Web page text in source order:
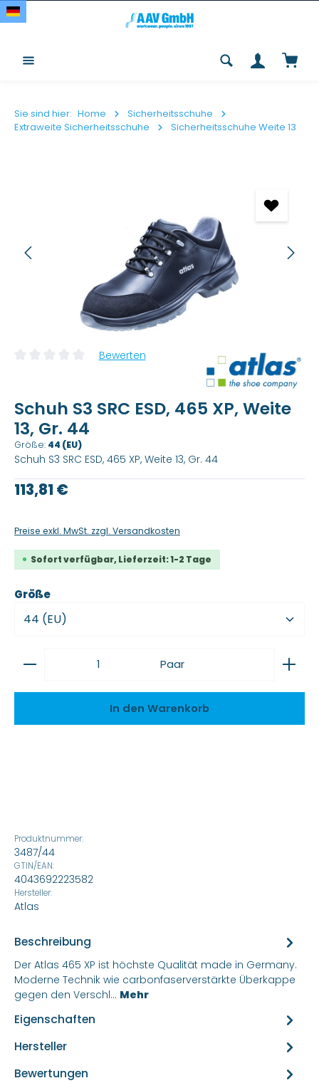
Zum Hauptinhalt springen
Sie sind hier: Home
Sicherheitsschuhe
Extraweite Sicherheitsschuhe
Sicherheitsschuhe Weite 13
Durchschnittliche Bewertung von 0 von 5 Sternen
Bewerten
Schuh S3 SRC ESD, 465 XP, Weite
13, Gr. 44
Größe: 44 (EU)
Schuh S3 SRC ESD, 465 XP, Weite 13, Gr. 44
Regulärer Preis:
113,81 €
Preise exkl. MwSt. zzgl. Versandkosten
Sofort verfügbar, Lieferzeit: 1-2 Tage
Größeauswählen
Produkt Anzahl: Gib den gewünschten Wert
Paar
In den Warenkorb
Produktnummer:
3487/44
GTIN/EAN:
4043692223582
Hersteller:
Atlas
Beschreibung
Der Atlas 465 XP ist höchste Qualität made in Germany.
Moderne Technik wie carbonfaserverstärkte Überkappe
gegen den Verschl… Mehr
Eigenschaften
Hersteller
Bewertungen